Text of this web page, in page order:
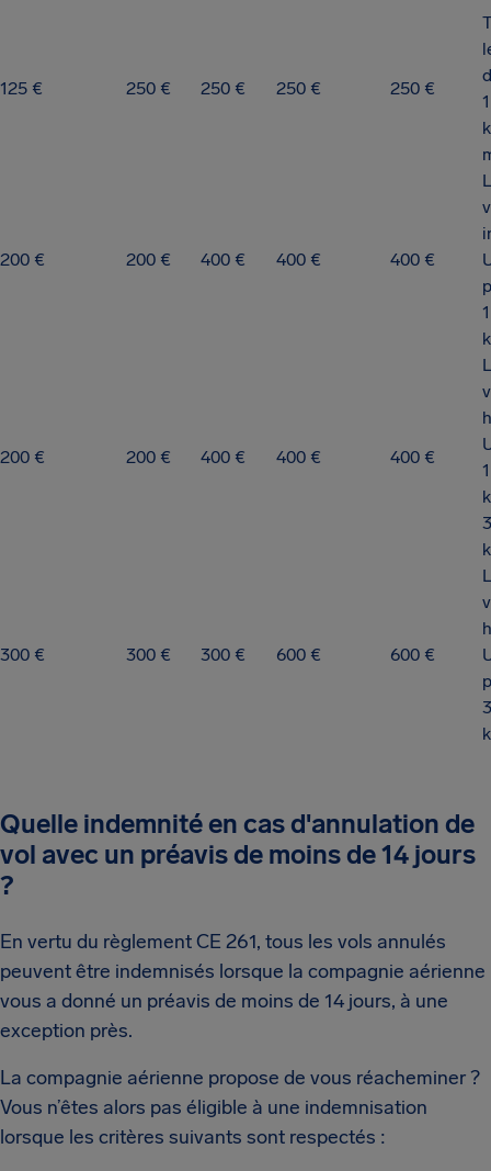
125 € 250 € 250 € 250 € 250 €
200 € 200 € 400 € 400 € 400 €
200 € 200 € 400 € 400 € 400 €
300 € 300 € 300 € 600 € 600 €
Quelle indemnité en cas d'annulation de
vol avec un préavis de moins de 14 jours
?
En vertu du règlement CE 261, tous les vols annulés
peuvent être indemnisés lorsque la compagnie aérienne
vous a donné un préavis de moins de 14 jours, à une
exception près.
La compagnie aérienne propose de vous réacheminer ?
Vous n’êtes alors pas éligible à une indemnisation
lorsque les critères suivants sont respectés :